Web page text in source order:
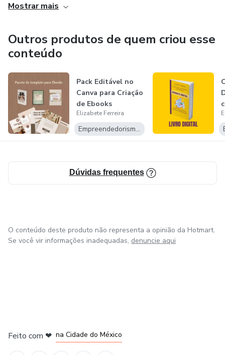
Mergulhei nos estudos e hoje, ajudo mulheres
suas criações de forma leve e intuitiva.
Mostrar mais
Outros produtos de quem criou esse
conteúdo
Pack Editável no
Canva para Criação
de Ebooks
Elizabete Ferreira
Empreendedorismo Digital
Dúvidas frequentes
O conteúdo deste produto não representa a opinião da Hotmart.
Se você vir informações inadequadas, denuncie aqui
Feito com ❤ na Cidade do México